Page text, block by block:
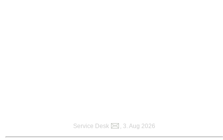
Service Desk , 3. Aug 2026